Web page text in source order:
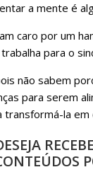
a mente é
caro por um
para o
não sabem
para serem
transformá-la